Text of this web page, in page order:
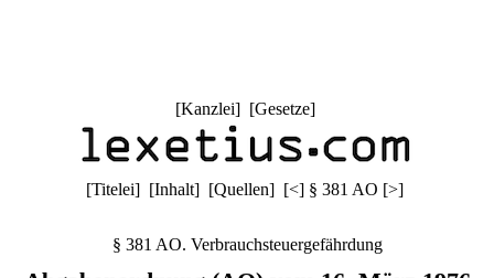
[Kanzlei] [Gesetze]
[Titelei] [Inhalt] [Quellen] [<] § 381 AO [>]
§ 381 AO. Verbrauchsteuergefährdung